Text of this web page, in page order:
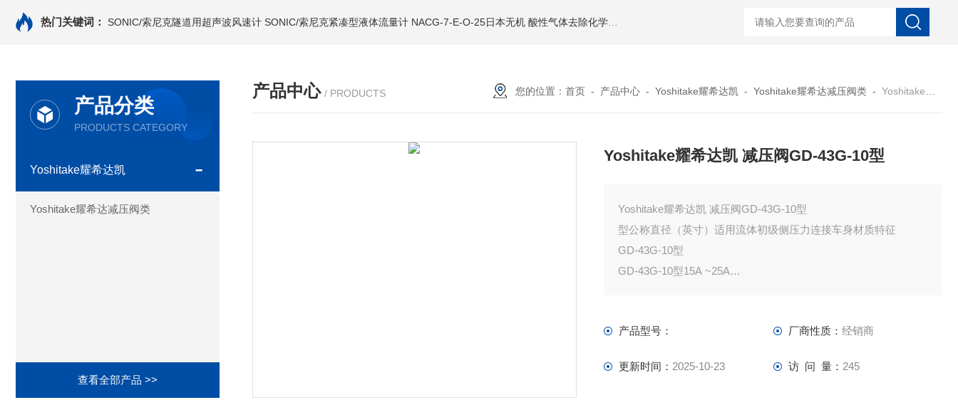
热门关键词： SONIC/索尼克隧道用超声波风速计 SONIC/索尼克紧凑型液体流量计 NACG-7-E-O-25日本无机 酸性气体去除化学滤芯 NECS-7-E-B-25日本无机 酸性气体去除化学滤芯 NECS-7-E-A-25日本无
产品分类
PRODUCTS CATEGORY
Yoshitake耀希达凯
Yoshitake耀希达减压阀类
查看全部产品 >>
产品中心 / PRODUCTS 您的位置：首页 - 产品中心 -Yoshitake耀希达凯 -Yoshitake耀希达减压阀类 -Yoshitake耀希达凯 减压阀GD-43G-10型
Yoshitake耀希达凯 减压阀GD-43G-10型
Yoshitake耀希达凯 减压阀GD-43G-10型
型公称直径（英寸）适用流体初级侧压力连接车身材质特征
GD-43G-10型
GD-43G-10型15A ~25A
SCS14A型
产品型号： 厂商性质： 经销商
更新时间： 2025-10-23 访 问 量： 245